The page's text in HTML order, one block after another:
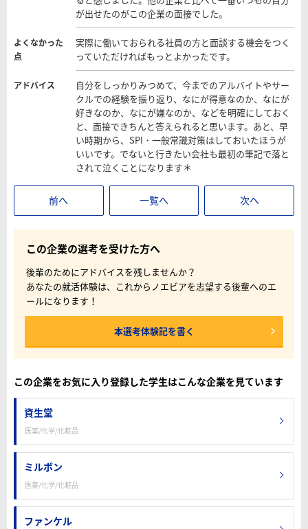
が出せたのがこの企業の面接でした。
よくなかった
点
実際に働いておられる社員の方と面談する機会をつく
っていただければもっとよかったです。
アドバイス
自分をしっかりみつめて、今までのアルバイトやサー
クルでの経験を振り返り、なにが得意なのか、なにが
好きなのか、なにが嫌なのか、などを明確にしておく
と、面接できちんと答えられると思います。あと、早
い時期から、SPI・一般常識対策はしておいたほうが
いいです。でないと行きたい会社も最初の筆記で落と
されて泣くことになります＊
前へ 一覧へ 次へ
この企業の選考を受けた方へ
後輩のためにアドバイスを残しませんか？
あなたの就活体験は、これからノエビアを志望する後輩へのエ
ールになります！
本選考体験記を書く
この企業をお気に入り登録した学生はこんな企業を見ています
資生堂
医薬/化学/化粧品
ミルボン
医薬/化学/化粧品
ファンケル